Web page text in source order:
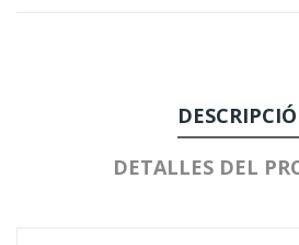
DETALLES DEL